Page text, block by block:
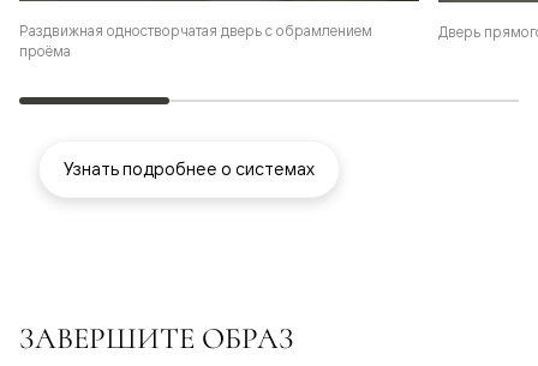
Раздвижная одностворчатая дверь с обрамлением
проёма
Дверь
Узнать подробнее о системах
ЗАВЕРШИТЕ ОБРАЗ